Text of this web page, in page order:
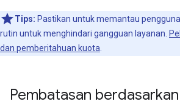
Tips: Pastikan untuk memantau
rutin untuk menghindari gangguan layanan.
dan pemberitahuan kuota
Pembatasan